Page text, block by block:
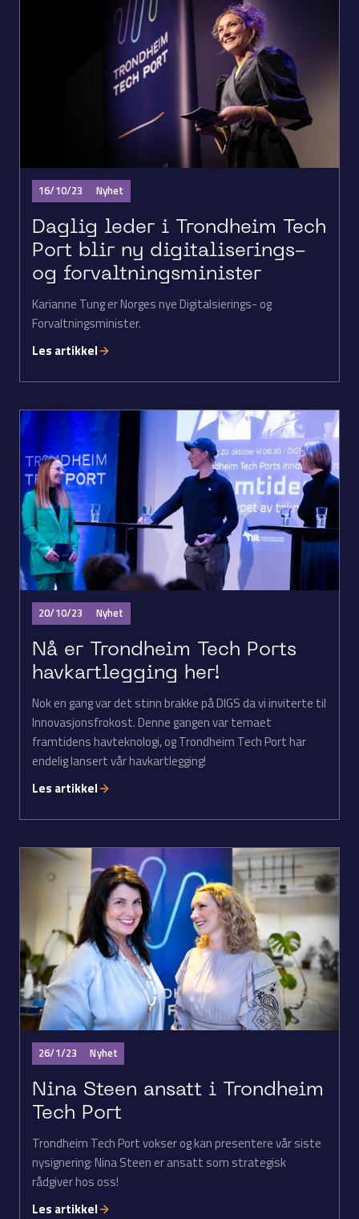
16/10/23 Nyhet
Daglig leder i Trondheim Tech
Port blir ny digitaliserings-
og forvaltnings­minister
Karianne Tung er Norges nye Digitalsierings- og
Forvaltningsminister.
Les artikkel
20/10/23 Nyhet
Nå er Trondheim Tech Ports
havkartlegging her!
Nok en gang var det stinn brakke på DIGS da vi inviterte til
Innovasjonsfrokost. Denne gangen var temaet
framtidens havteknologi, og Trondheim Tech Port har
endelig lansert vår havkartlegging!
Les artikkel
26/1/23 Nyhet
Nina Steen ansatt i Trondheim
Tech Port
Trondheim Tech Port vokser og kan presentere vår siste
nysignering: Nina Steen er ansatt som strategisk
rådgiver hos oss!
Les artikkel